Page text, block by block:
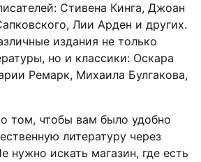
Стивена Кинга, Джоан
Лии Арден и других.
издания не только
но и классики: Оскара
Ремарк, Михаила Булгакова,
том, чтобы вам было удобно
литературу через
нужно искать магазин, где есть